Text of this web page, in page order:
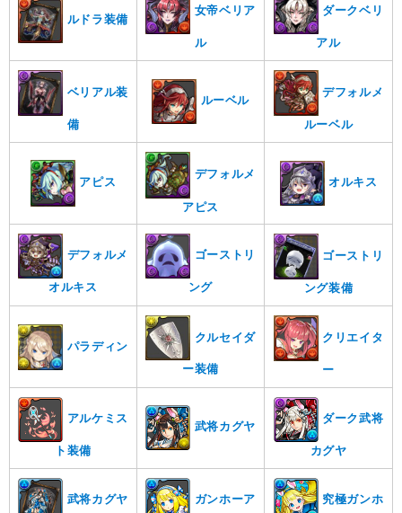
ルドラ装備
女帝ベリア
ル
ダークベリ
アル
ベリアル装
備
ルーベル
デフォルメ
ルーベル
アピス
デフォルメ
アピス
オルキス
デフォルメ
オルキス
ゴーストリ
ング
ゴーストリ
ング装備
パラディン
クルセイダ
ー装備
クリエイタ
ー
アルケミス
ト装備
武将カグヤ
ダーク武将
カグヤ
武将カグヤ ガンホーア 究極ガンホ